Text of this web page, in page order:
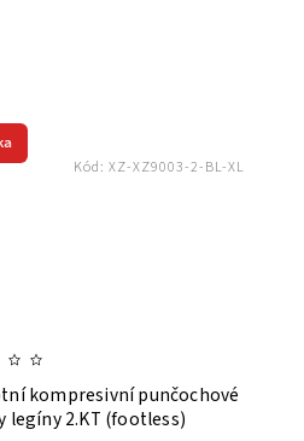
70 těhotenské punčochové kalhoty
antibakteriální
Kód:AR-19649